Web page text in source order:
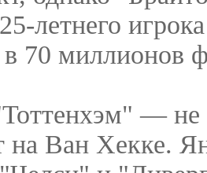
летнего
70 миллионов
— не
на Ван Хекке.